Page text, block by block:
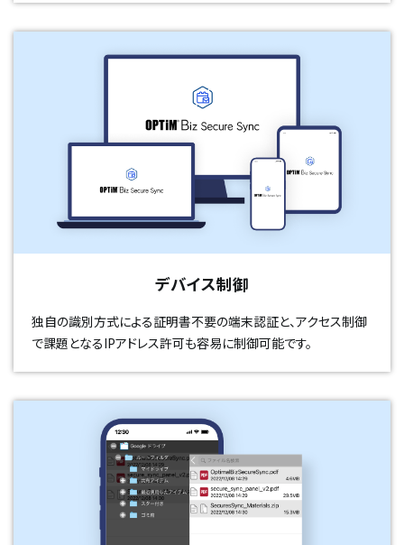
デバイス制御
独自の識別方式による証明書不要の端末認証と、アクセス制御
で課題となるIPアドレス許可も容易に制御可能です。